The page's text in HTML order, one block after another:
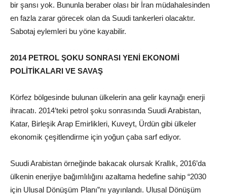
bir şansı yok. Bununla beraber olası bir İran müdahalesinden
en fazla zarar görecek olan da Suudi tankerleri olacaktır.
Sabotaj eylemleri bu yöne kayabilir.
2014 PETROL ŞOKU SONRASI YENİ EKONOMİ
POLİTİKALARI VE SAVAŞ
Körfez bölgesinde bulunan ülkelerin ana gelir kaynağı enerji
ihracatı. 2014’teki petrol şoku sonrasında Suudi Arabistan,
Katar, Birleşik Arap Emirlikleri, Kuveyt, Ürdün gibi ülkeler
ekonomik çeşitlendirme için yoğun çaba sarf ediyor.
Suudi Arabistan örneğinde bakacak olursak Krallık, 2016’da
ülkenin enerjiye bağımlılığını azaltama hedefine sahip “2030
için Ulusal Dönüşüm Planı”nı yayınlandı. Ulusal Dönüşüm